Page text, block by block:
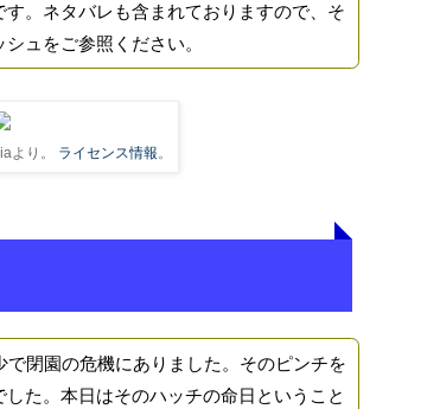
。ネタバレも含まれておりますので、そ
ュをご参照ください。
より。 ライセンス情報 。
閉園の危機にありました。そのピンチを
た。本日はそのハッチの命日ということ